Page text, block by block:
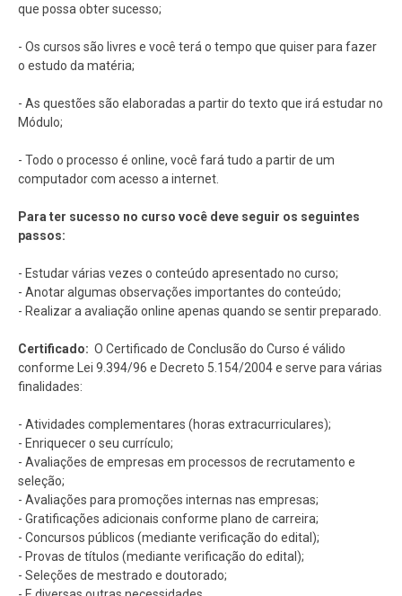
que possa obter sucesso;
- Os cursos são livres e você terá o tempo que quiser para fazer
o estudo da matéria;
- As questões são elaboradas a partir do texto que irá estudar no
Módulo;
- Todo o processo é online, você fará tudo a partir de um
computador com acesso a internet.
Para ter sucesso no curso você deve seguir os seguintes
passos:
- Estudar várias vezes o conteúdo apresentado no curso;
- Anotar algumas observações importantes do conteúdo;
- Realizar a avaliação online apenas quando se sentir preparado.
Certificado: O Certificado de Conclusão do Curso é válido
conforme Lei 9.394/96 e Decreto 5.154/2004 e serve para várias
finalidades:
- Atividades complementares (horas extracurriculares);
- Enriquecer o seu currículo;
- Avaliações de empresas em processos de recrutamento e
seleção;
- Avaliações para promoções internas nas empresas;
- Gratificações adicionais conforme plano de carreira;
- Concursos públicos (mediante verificação do edital);
- Provas de títulos (mediante verificação do edital);
- Seleções de mestrado e doutorado;